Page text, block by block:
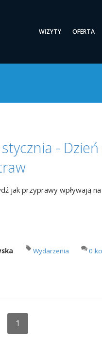
WIZYTY OFERTA
stycznia -
jak przyprawy wpływają
Wydarzenia 0
1